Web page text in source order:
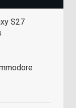
S27